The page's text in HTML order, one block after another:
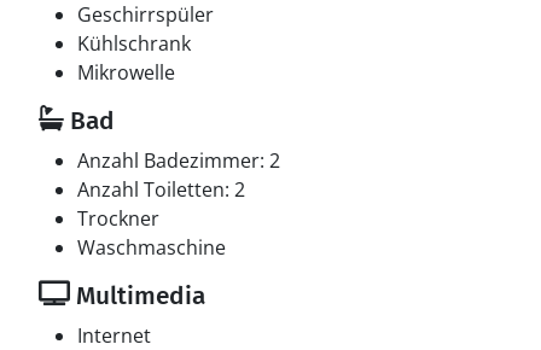
Geschirrspüler
Kühlschrank
Mikrowelle
Bad
Anzahl Badezimmer: 2
Anzahl Toiletten: 2
Trockner
Waschmaschine
Multimedia
Internet